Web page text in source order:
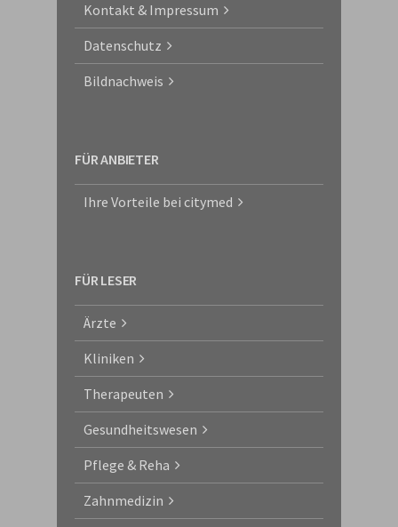
Kontakt & Impressum
Datenschutz
Bildnachweis
FÜR ANBIETER
Ihre Vorteile bei citymed
FÜR LESER
Ärzte
Kliniken
Therapeuten
Gesundheitswesen
Pflege & Reha
Zahnmedizin